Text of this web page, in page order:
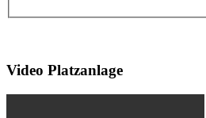
Video Platzanlage